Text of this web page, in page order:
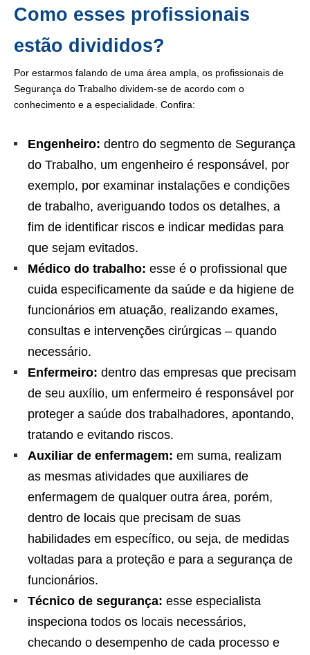
Como esses profissionais
estão divididos?
Por estarmos falando de uma área ampla, os profissionais de
Segurança do Trabalho dividem-se de acordo com o
conhecimento e a especialidade. Confira:
Engenheiro: dentro do segmento de Segurança
do Trabalho, um engenheiro é responsável, por
exemplo, por examinar instalações e condições
de trabalho, averiguando todos os detalhes, a
fim de identificar riscos e indicar medidas para
que sejam evitados.
Médico do trabalho: esse é o profissional que
cuida especificamente da saúde e da higiene de
funcionários em atuação, realizando exames,
consultas e intervenções cirúrgicas – quando
necessário.
Enfermeiro: dentro das empresas que precisam
de seu auxílio, um enfermeiro é responsável por
proteger a saúde dos trabalhadores, apontando,
tratando e evitando riscos.
Auxiliar de enfermagem: em suma, realizam
as mesmas atividades que auxiliares de
enfermagem de qualquer outra área, porém,
dentro de locais que precisam de suas
habilidades em específico, ou seja, de medidas
voltadas para a proteção e para a segurança de
funcionários.
Técnico de segurança: esse especialista
inspeciona todos os locais necessários,
checando o desempenho de cada processo e